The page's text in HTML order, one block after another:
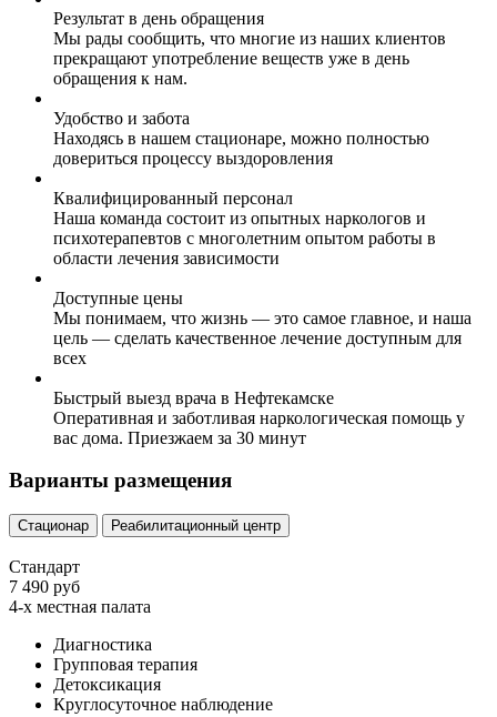
Результат в день обращения
Мы рады сообщить, что многие из наших клиентов
прекращают употребление веществ уже в день
обращения к нам.
Удобство и забота
Находясь в нашем стационаре, можно полностью
довериться процессу выздоровления
Квалифицированный персонал
Наша команда состоит из опытных наркологов и
психотерапевтов с многолетним опытом работы в
области лечения зависимости
Доступные цены
Мы понимаем, что жизнь — это самое главное, и наша
цель — сделать качественное лечение доступным для
всех
Быстрый выезд врача в Нефтекамске
Оперативная и заботливая наркологическая помощь у
вас дома. Приезжаем за 30 минут
Варианты размещения
Стационар Реабилитационный центр
Стандарт
7 490 руб
4-х местная палата
Диагностика
Групповая терапия
Детоксикация
Круглосуточное наблюдение